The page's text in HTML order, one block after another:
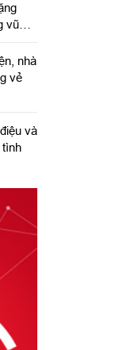
vũ
nhà
vẻ
và
tình